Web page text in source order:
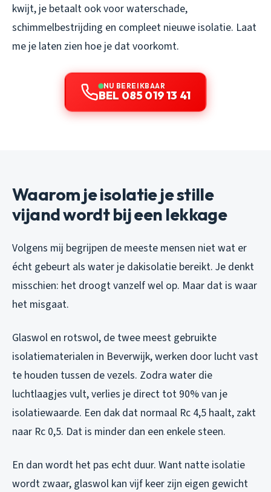
kwijt, je betaalt ook voor waterschade,
schimmelbestrijding en compleet nieuwe isolatie. Laat
me je laten zien hoe je dat voorkomt.
NU BEREIKBAAR
BEL 085 019 13 41
Waarom je isolatie je stille
vijand wordt bij een lekkage
Volgens mij begrijpen de meeste mensen niet wat er
écht gebeurt als water je dakisolatie bereikt. Je denkt
misschien: het droogt vanzelf wel op. Maar dat is waar
het misgaat.
Glaswol en rotswol, de twee meest gebruikte
isolatiematerialen in Beverwijk, werken door lucht vast
te houden tussen de vezels. Zodra water die
luchtlaagjes vult, verlies je direct tot 90% van je
isolatiewaarde. Een dak dat normaal Rc 4,5 haalt, zakt
naar Rc 0,5. Dat is minder dan een enkele steen.
En dan wordt het pas echt duur. Want natte isolatie
wordt zwaar, glaswol kan vijf keer zijn eigen gewicht